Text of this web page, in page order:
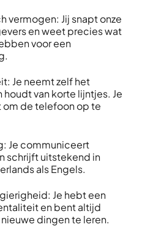
vermogen: Jij snapt onze
en weet precies wat
voor een
Je neemt zelf het
houdt van korte lijntjes. Je
om de telefoon op te
Je communiceert
schrijft uitstekend in
als Engels.
Je hebt een
en bent altijd
dingen te leren.